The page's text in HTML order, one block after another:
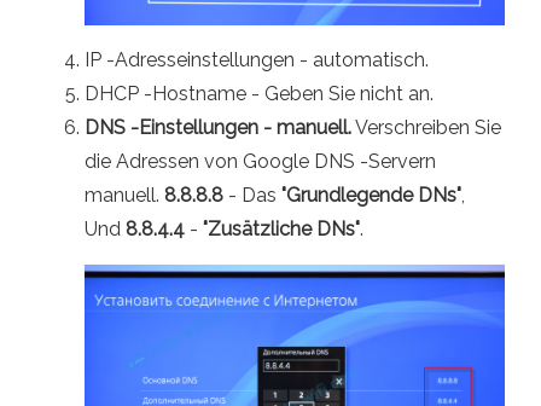
IP -Adresseinstellungen - automatisch.
DHCP -Hostname - Geben Sie nicht an.
DNS -Einstellungen - manuell.Verschreiben Sie
die Adressen von Google DNS -Servern
manuell. 8.8.8.8 - Das "Grundlegende DNs",
Und 8.8.4.4 - "Zusätzliche DNs".